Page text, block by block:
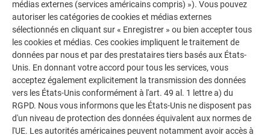
VOIR DAVANTAGE DE RÉFÉRENCES
médias externes (services américains compris) »). Vous pouvez
autoriser les catégories de cookies et médias externes
sélectionnés en cliquant sur « Enregistrer » ou bien accepter tous
les cookies et médias. Ces cookies impliquent le traitement de
données par nous et par des prestataires tiers basés aux États-
Unis. En donnant votre accord pour tous les services, vous
acceptez également explicitement la transmission des données
vers les États-Unis conformément à l'art. 49 al. 1 lettre a) du
RGPD. Nous vous informons que les États-Unis ne disposent pas
d'un niveau de protection des données équivalent aux normes de
l'UE. Les autorités américaines peuvent notamment avoir accès à